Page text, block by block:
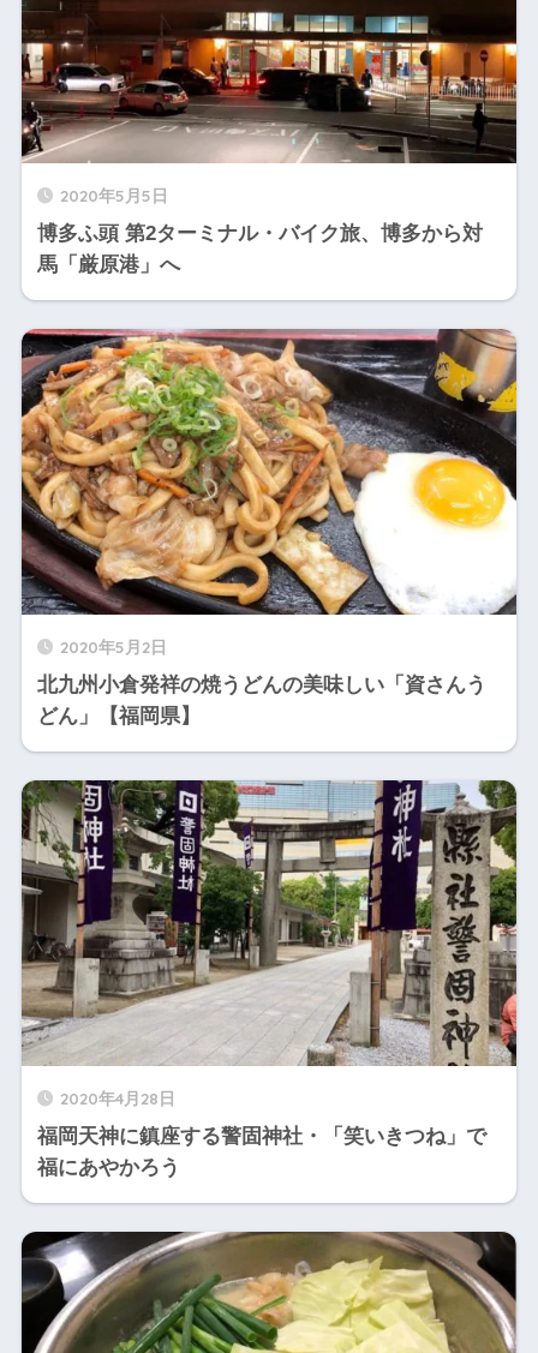
2020年5月5日
博多ふ頭 第2ターミナル・バイク旅、博多から対
馬「厳原港」へ
2020年5月2日
北九州小倉発祥の焼うどんの美味しい「資さんう
どん」【福岡県】
2020年4月28日
福岡天神に鎮座する警固神社・「笑いきつね」で
福にあやかろう